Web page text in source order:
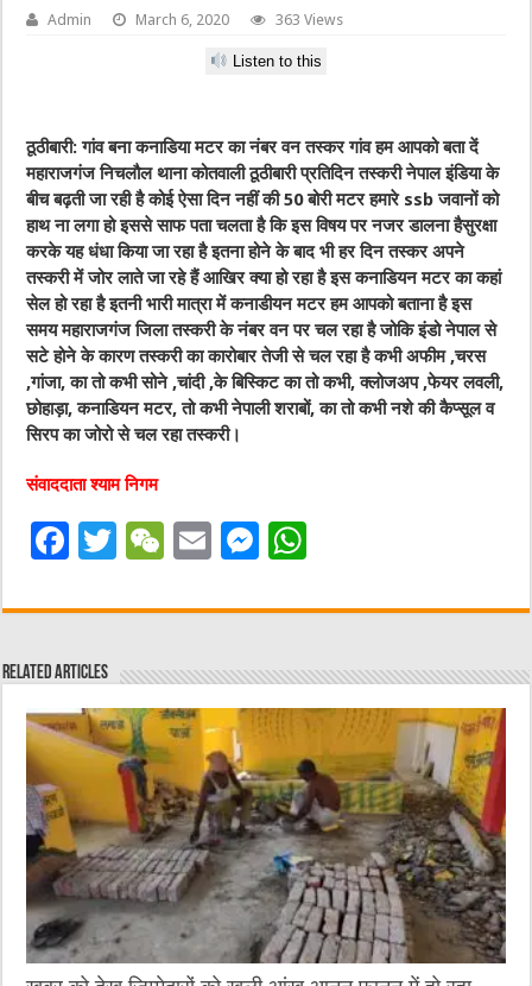
Admin March 6, 2020 363 Views
Listen to this
ठूठीबारी: गांव बना कनाडिया मटर का नंबर वन तस्कर गांव हम आपको बता दें
महाराजगंज निचलौल थाना कोतवाली ठूठीबारी प्रतिदिन तस्करी नेपाल इंडिया के
बीच बढ़ती जा रही है कोई ऐसा दिन नहीं की 50 बोरी मटर हमारे ssb जवानों को
हाथ ना लगा हो इससे साफ पता चलता है कि इस विषय पर नजर डालना हैसुरक्षा
करके यह धंधा किया जा रहा है इतना होने के बाद भी हर दिन तस्कर अपने
तस्करी में जोर लाते जा रहे हैं आखिर क्या हो रहा है इस कनाडियन मटर का कहां
सेल हो रहा है इतनी भारी मात्रा में कनाडीयन मटर हम आपको बताना है इस
समय महाराजगंज जिला तस्करी के नंबर वन पर चल रहा है जोकि इंडो नेपाल से
सटे होने के कारण तस्करी का कारोबार तेजी से चल रहा है कभी अफीम ,चरस
,गांजा, का तो कभी सोने ,चांदी ,के बिस्किट का तो कभी, क्लोजअप ,फेयर लवली,
छोहाड़ा, कनाडियन मटर, तो कभी नेपाली शराबों, का तो कभी नशे की कैप्सूल व
सिरप का जोरो से चल रहा तस्करी।
संवाददाता श्याम निगम
F
c
e
b
o
o
k
T
it
r
W
C
at
E
ai
M
ss
n
g
er
at
A
p
p
Related Articles